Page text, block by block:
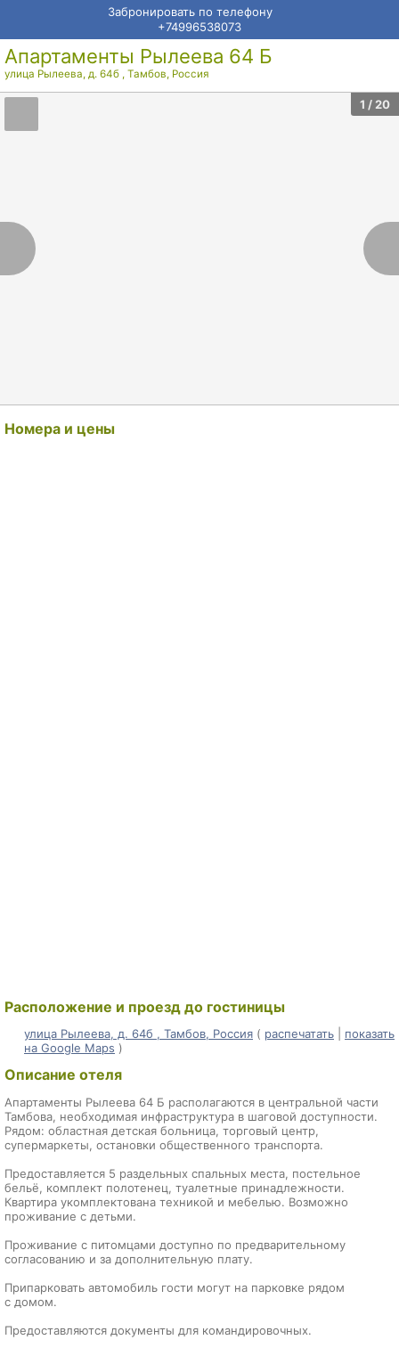
Забронировать по телефону
+74996538073
Апартаменты Рылеева 64 Б
улица Рылеева, д. 64б , Тамбов, Россия
1 / 20
Номера и цены
Расположение и проезд до гостиницы
улица Рылеева, д. 64б , Тамбов, Россия ( распечатать
показать
на Google Maps )
Описание отеля
Апартаменты Рылеева 64 Б располагаются в центральной части
Тамбова, необходимая инфраструктура в шаговой доступности.
Рядом: областная детская больница, торговый центр,
супермаркеты, остановки общественного транспорта.
Предоставляется 5 раздельных спальных места, постельное
бельё, комплект полотенец, туалетные принадлежности.
Квартира укомплектована техникой и мебелью. Возможно
проживание с детьми.
Проживание с питомцами доступно по предварительному
согласованию и за дополнительную плату.
Припарковать автомобиль гости могут на парковке рядом
с домом.
Предоставляются документы для командировочных.